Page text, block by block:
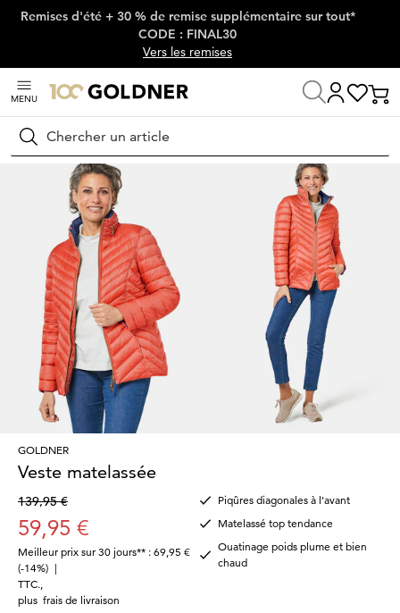
Passer la navigation, aller directement au contenu
Remises d'été + 30 % de remise supplémentaire sur tout*
CODE : FINAL30
Vers les remises
MENU
Rechercher
Maison Mode femme Vestes & blazers
GOLDNER
Veste matelassée
139,95 €
59,95 €
Meilleur prix sur 30 jours** : 69,95 €
(-14%) |
TTC.
plus frais de livraison
Piqûres diagonales à l'avant
Matelassé top tendance
Ouatinage poids plume et bien
chaud